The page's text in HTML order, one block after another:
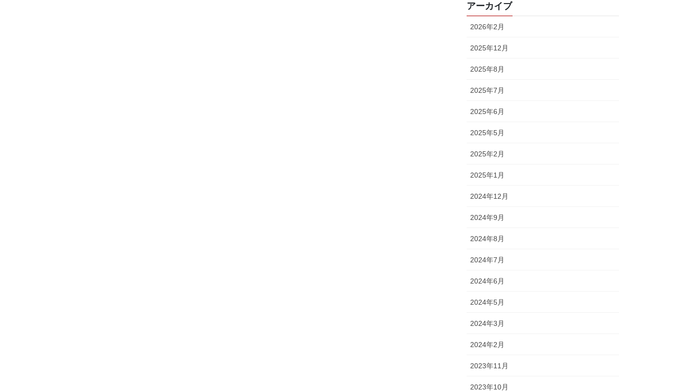
アーカイブ
2026年2月
2025年12月
2025年8月
2025年7月
2025年6月
2025年5月
2025年2月
2025年1月
2024年12月
2024年9月
2024年8月
2024年7月
2024年6月
2024年5月
2024年3月
2024年2月
2023年11月
2023年10月